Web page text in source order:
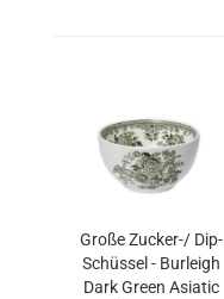
Große Zucker-/ Dip-
Schüssel - Burleigh
Dark Green Asiatic